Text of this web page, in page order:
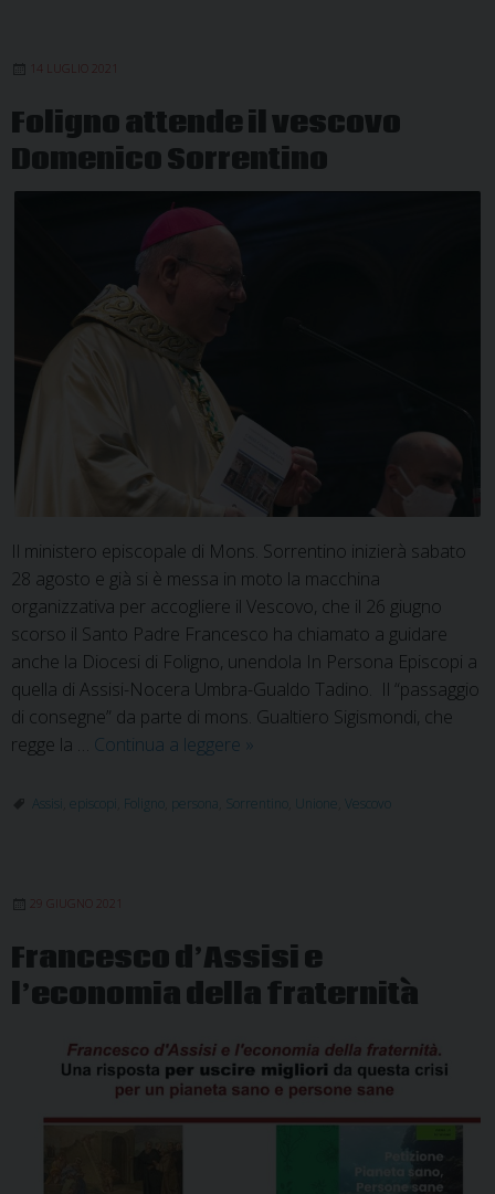
14 LUGLIO 2021
Foligno attende il vescovo
Domenico Sorrentino
Il ministero episcopale di Mons. Sorrentino inizierà sabato
28 agosto e già si è messa in moto la macchina
organizzativa per accogliere il Vescovo, che il 26 giugno
scorso il Santo Padre Francesco ha chiamato a guidare
anche la Diocesi di Foligno, unendola In Persona Episcopi a
quella di Assisi-Nocera Umbra-Gualdo Tadino. Il “passaggio
di consegne” da parte di mons. Gualtiero Sigismondi, che
regge la … Continua a leggere Foligno
il
»
Assisi episcopi Foligno persona Sorrentino Unione Vescovo
29 GIUGNO 2021
Francesco d’Assisi e
l’economia della fraternità